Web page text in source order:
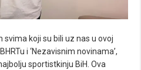
svima koji su bili uz nas u ovoj
i ‘Nezavisnim novinama’,
sportistkinju BiH. Ova